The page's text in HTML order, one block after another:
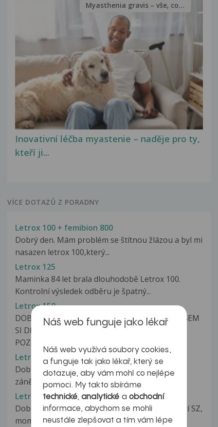
Inovativní léčba myastenie – naděje pro ty,
kteří ji...
Myasthenia gravis – vše, co...
VÍCE DOTAZŮ Z PORADNY
Letrox 100 + femibion 800
Dobrý den. Mám problém se štítnou žlázou a byl mi
nasazen letrox 100,který...
Letrox 125
Maminka 84 let brala dlouhodobě Letrox 100.
Kontrolní výsledek odběru je špatný...
Letrox 150
DOBRÝ DEN CHTĚLA BYCH SE ZEPTAT DNES JSEM
SI DĚLALA TĚHOT.TEST.VYŠEL MI
POZITIVNĚ.BERU...
Letrox 50 a HA Minerva
Dobrý den, mám oddiagnostikovaný chronický
zánět štítné žlázy. Endokrinolog...
Letrox 75 a přibírání na vaze
Dobrý den. Již 11 let se léčím na sníženou funkcí SZ,
momentálně beru letrox...
Náš web funguje jako lékař
Náš web využívá soubory cookies,
a funguje tak jako lékař, který se
dotazuje, aby vám mohl co nejlépe
pomoci. My takto sbíráme
technické,analytické a obchodní
informace, abychom se mohli
neustále zlepšovat a tím vám lépe